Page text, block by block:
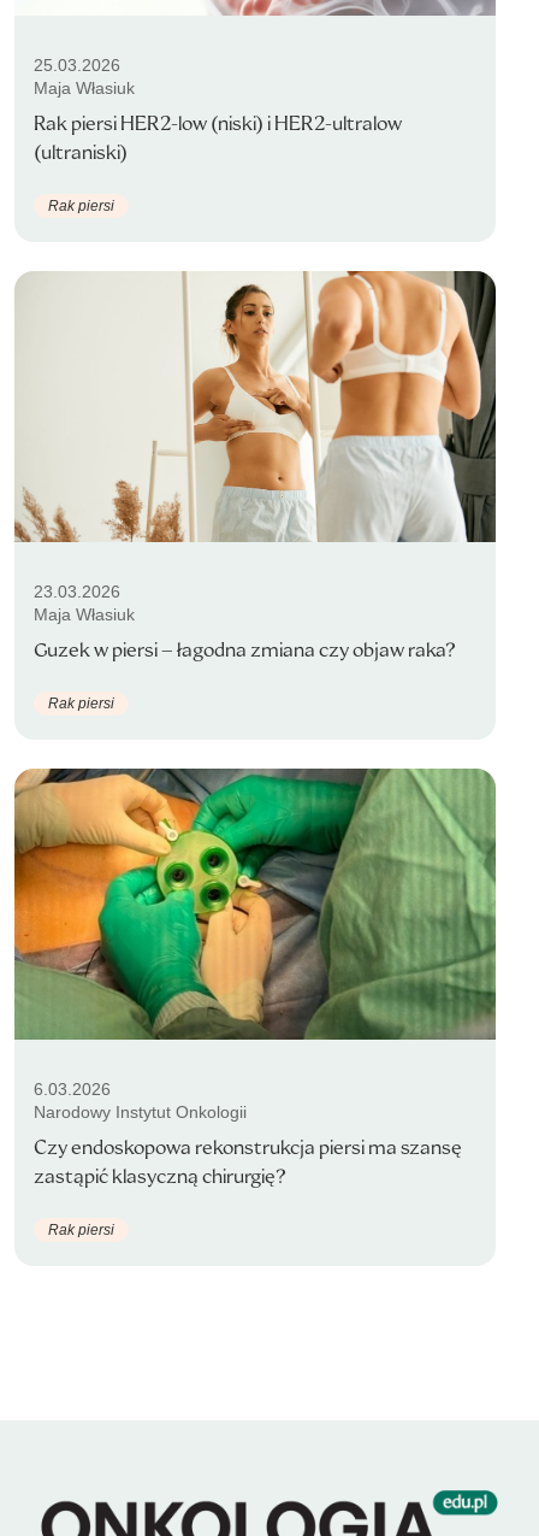
25.03.2026
Maja Własiuk
Rak piersi HER2-low (niski) i HER2-ultralow
(ultraniski)
Rak piersi
23.03.2026
Maja Własiuk
Guzek w piersi – łagodna zmiana czy objaw raka?
Rak piersi
6.03.2026
Narodowy Instytut Onkologii
Czy endoskopowa rekonstrukcja piersi ma szansę
zastąpić klasyczną chirurgię?
Rak piersi